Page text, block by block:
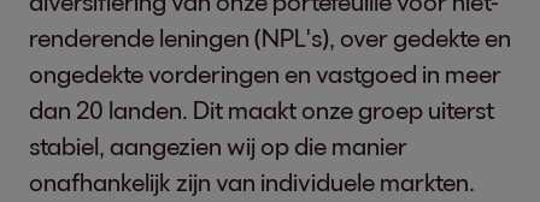
renderende leningen (NPL's), over gedekte en
ongedekte vorderingen en vastgoed in meer
dan 20 landen. Dit maakt onze groep uiterst
stabiel, aangezien wij op die manier
onafhankelijk zijn van individuele markten.